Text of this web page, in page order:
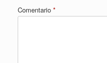
Comentario *